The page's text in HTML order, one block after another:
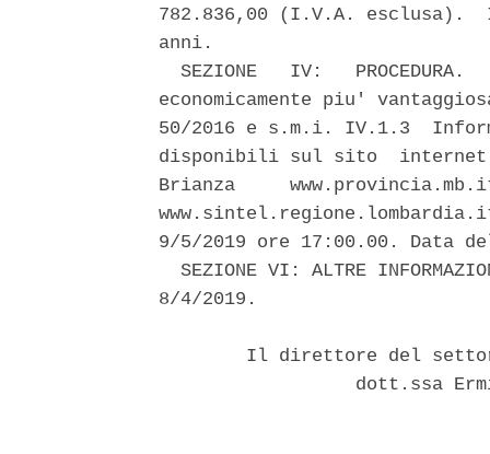
782.836,00 (I.V.A. esclusa).
anni.
SEZIONE   IV:   PROCEDURA.
economicamente piu'
50/2016 e s.m.i. IV.1.3
disponibili sul sito  internet
Brianza
9/5/2019 ore 17:00.00. Data
SEZIONE VI: ALTRE
8/4/2019.
Il direttore del
dott.ssa